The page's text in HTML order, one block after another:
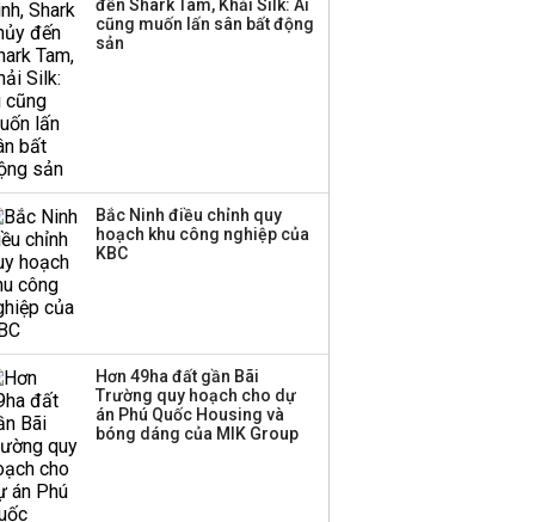
đến Shark Tam, Khải Silk: Ai
cũng muốn lấn sân bất động
sản
Bắc Ninh điều chỉnh quy
hoạch khu công nghiệp của
KBC
Hơn 49ha đất gần Bãi
Trường quy hoạch cho dự
án Phú Quốc Housing và
bóng dáng của MIK Group